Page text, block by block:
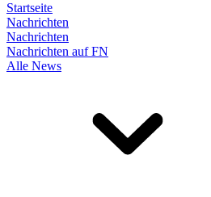
Startseite
Nachrichten
Nachrichten
Nachrichten auf FN
Alle News